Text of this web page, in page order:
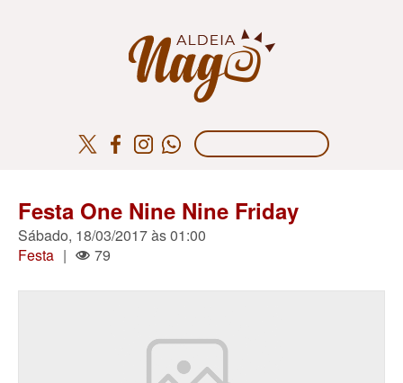
Festa One Nine Nine Friday
Sábado, 18/03/2017 às 01:00
Festa | 79